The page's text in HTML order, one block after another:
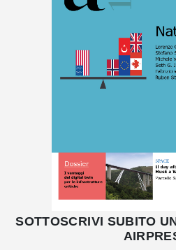
SOTTOSCRIVI SUBITO